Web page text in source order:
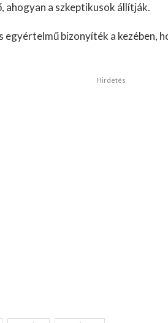
ahogyan a szkeptikusok állítják.
egyértelmű bizonyíték a kezében,
Hirdetés